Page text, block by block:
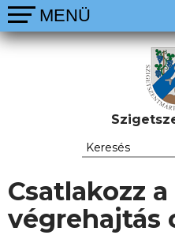
Csatlakozz
végrehajtás